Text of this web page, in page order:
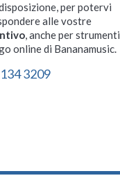
per potervi
alle vostre
, anche per strumenti
online di Bananamusic.
3209